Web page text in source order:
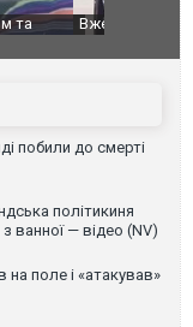
Вийшов
фільму
побили до смерті
політикиня
ванної — відео (NV)
на поле і «атакував»